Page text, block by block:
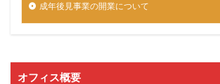
成年後見事業の開業について
オフィス概要